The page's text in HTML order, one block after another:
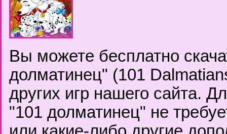
Вы можете бесплатно
долматинец" (101
других игр нашего сайта.
"101 долматинец" не